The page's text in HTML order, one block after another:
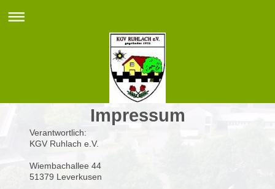
Impressum
Verantwortlich:
KGV Ruhlach e.V.
Wiembachallee 44
51379 Leverkusen